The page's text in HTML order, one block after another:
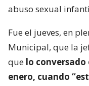
abuso sexual
Fue el jueves, en
Municipal, que la
que lo conversado
enero, cuando